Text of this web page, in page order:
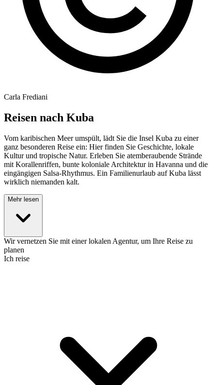
Carla Frediani
Reisen nach Kuba
Vom karibischen Meer umspült, lädt Sie die Insel Kuba zu einer
ganz besonderen Reise ein: Hier finden Sie Geschichte, lokale
Kultur und tropische Natur. Erleben Sie atemberaubende Strände
mit Korallenriffen, bunte koloniale Architektur in Havanna und die
eingängigen Salsa-Rhythmus. Ein Familienurlaub auf Kuba lässt
wirklich niemanden kalt.
Mehr lesen
Wir vernetzen Sie mit einer lokalen Agentur, um Ihre Reise zu
planen
Ich reise